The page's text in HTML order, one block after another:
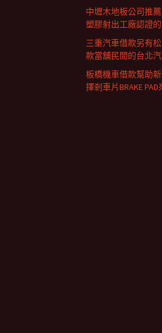
中壢木地板公司推
塑膠射出工廠認證
三重汽車借款另有
款當舖民間的台北
板橋機車借款幫助
擇剎車片BRAKE PAD